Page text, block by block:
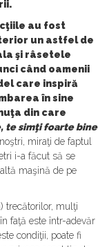
au fost
un astfel de
şi râsetele
când oamenii
care inspiră
în sine
din care
te simţi foarte bine
miraţi de faptul
i-a făcut să se
maşină de pe
trecătorilor, mulţi
faţă este într-adevăr
condiţii, poate fi